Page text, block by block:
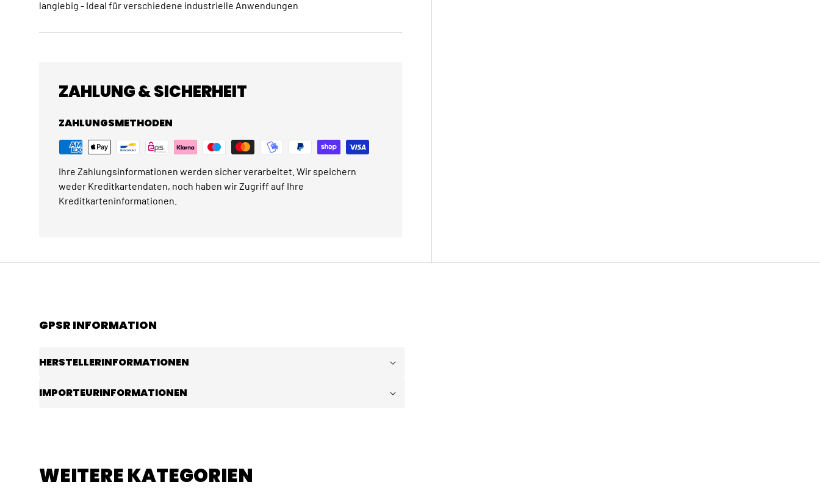
langlebig - Ideal für verschiedene industrielle Anwendungen
ZAHLUNG & SICHERHEIT
ZAHLUNGSMETHODEN
Ihre Zahlungsinformationen werden sicher verarbeitet. Wir speichern
weder Kreditkartendaten, noch haben wir Zugriff auf Ihre
Kreditkarteninformationen.
GPSR INFORMATION
HERSTELLERINFORMATIONEN
IMPORTEURINFORMATIONEN
WEITERE KATEGORIEN